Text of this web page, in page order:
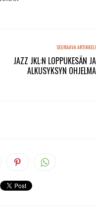
SEURAAVA ARTIKKELI
JAZZ JKL:N LOPPUKESÄN JA
ALKUSYKSYN OHJELMA